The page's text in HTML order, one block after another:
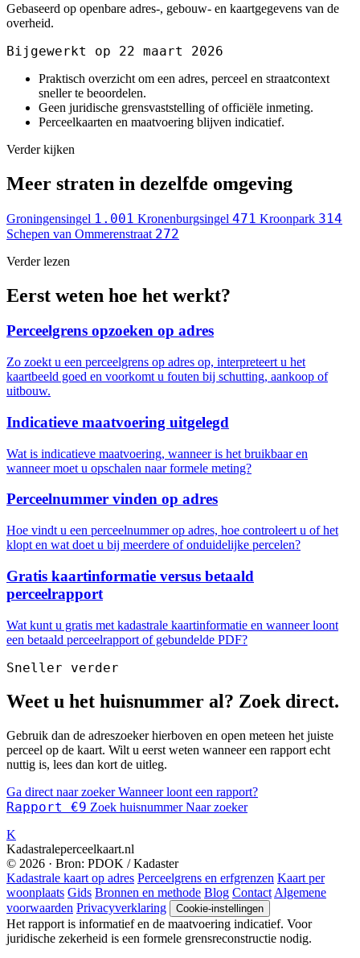
Gebaseerd op openbare adres-, gebouw- en kaartgegevens van de
overheid.
Bijgewerkt op 22 maart 2026
Praktisch overzicht om een adres, perceel en straatcontext
sneller te beoordelen.
Geen juridische grensvaststelling of officiële inmeting.
Perceelkaarten en maatvoering blijven indicatief.
Verder kijken
Meer straten in dezelfde omgeving
Groningensingel 1.001 Kronenburgsingel 471 Kroonpark 314
Schepen van Ommerenstraat 272
Verder lezen
Eerst weten hoe het werkt?
Perceelgrens opzoeken op adres
Zo zoekt u een perceelgrens op adres op, interpreteert u het
kaartbeeld goed en voorkomt u fouten bij schutting, aankoop of
uitbouw.
Indicatieve maatvoering uitgelegd
Wat is indicatieve maatvoering, wanneer is het bruikbaar en
wanneer moet u opschalen naar formele meting?
Perceelnummer vinden op adres
Hoe vindt u een perceelnummer op adres, hoe controleert u of het
klopt en wat doet u bij meerdere of onduidelijke percelen?
Gratis kaartinformatie versus betaald
perceelrapport
Wat kunt u gratis met kadastrale kaartinformatie en wanneer loont
een betaald perceelrapport of gebundelde PDF?
Sneller verder
Weet u het huisnummer al? Zoek direct.
Gebruik dan de adreszoeker hierboven en open meteen het juiste
perceel op de kaart. Wilt u eerst weten wanneer een rapport echt
nuttig is, lees dan kort de uitleg.
Ga direct naar zoekerWanneer loont een rapport?
Rapport €9 Zoek huisnummer Naar zoeker
K
Kadastraleperceelkaart.nl
© 2026 · Bron: PDOK / Kadaster
Kadastrale kaart op adres Perceelgrens en erfgrenzen Kaart per
woonplaats Gids Bronnen en methode Blog Contact Algemene
voorwaarden Privacyverklaring Cookie-instellingen
Het rapport is informatief en de maatvoering indicatief. Voor
juridische zekerheid is een formele grensreconstructie nodig.